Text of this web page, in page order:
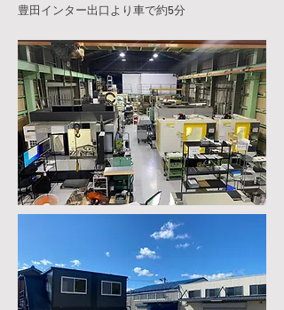
豊田インター出口より車で約5分